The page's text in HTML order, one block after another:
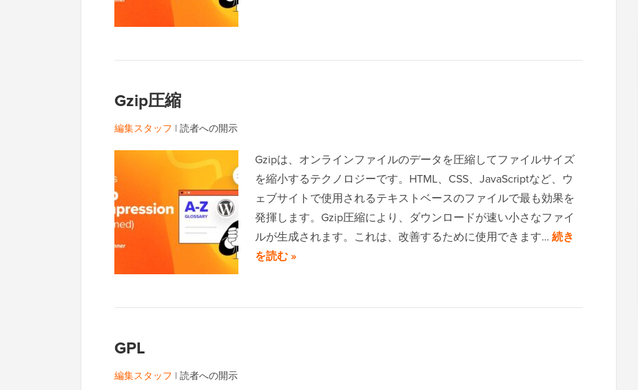
Gzip圧縮
編集スタッフ | 読者への開示
Gzipは、オンラインファイルのデータを圧縮してファイルサイズ
を縮小するテクノロジーです。HTML、CSS、JavaScriptなど、ウ
ェブサイトで使用されるテキストベースのファイルで最も効果を
発揮します。Gzip圧縮により、ダウンロードが速い小さなファイ
ルが生成されます。これは、改善するために使用できます… 続き
を読む »
GPL
編集スタッフ | 読者への開示